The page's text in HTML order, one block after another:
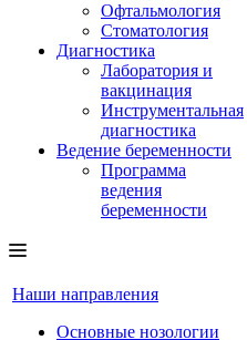
Офтальмология
Стоматология
Диагностика
Лаборатория и
вакцинация
Инструментальная
диагностика
Ведение беременности
Программа
ведения
беременности
Наши направления
Основные нозологии